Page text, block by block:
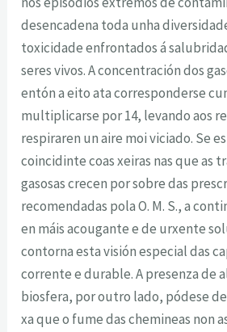
desencadena toda unha
toxicidade enfrontados á
seres vivos. A concentración dos
entón a eito ata corresponderse
multiplicarse por 14, levando aos
respiraren un aire moi viciado. Se
coincidinte coas xeiras nas que as
gasosas crecen por sobre das
recomendadas pola O. M. S., a
en máis acougante e de urxente
contorna esta visión especial das
corrente e durable. A presenza de
biosfera, por outro lado, pódese
xa que o fume das chemineas non